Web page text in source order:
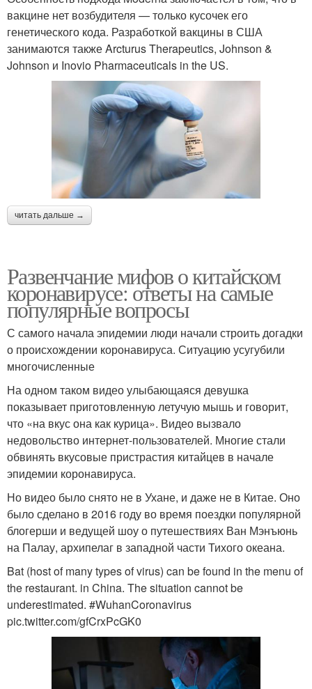
вакцине нет возбудителя — только кусочек его
генетического кода. Разработкой вакцины в США
занимаются также Arcturus Therapeutics, Johnson &
Johnson и Inovio Pharmaceuticals in the US.
читать дальше →
Развенчание мифов о китайском
коронавирусе: ответы на самые
популярные вопросы
С самого начала эпидемии люди начали строить догадки
о происхождении коронавируса. Ситуацию усугубили
многочисленные
На одном таком видео улыбающаяся девушка
показывает приготовленную летучую мышь и говорит,
что «на вкус она как курица». Видео вызвало
недовольство интернет-пользователей. Многие стали
обвинять вкусовые пристрастия китайцев в начале
эпидемии коронавируса.
Но видео было снято не в Ухане, и даже не в Китае. Оно
было сделано в 2016 году во время поездки популярной
блогерши и ведущей шоу о путешествиях Ван Мэнъюнь
на Палау, архипелаг в западной части Тихого океана.
Bat (host of many types of virus) can be found in the menu of
the restaurant. in China. The situation cannot be
underestimated. #WuhanCoronavirus
pic.twitter.com/gfCrxPcGK0